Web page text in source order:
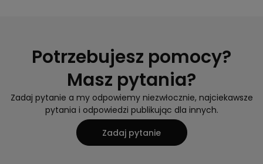
Potrzebujesz pomocy?
Masz pytania?
Zadaj pytanie a my odpowiemy niezwłocznie, najciekawsze
pytania i odpowiedzi publikując dla innych.
Zadaj pytanie